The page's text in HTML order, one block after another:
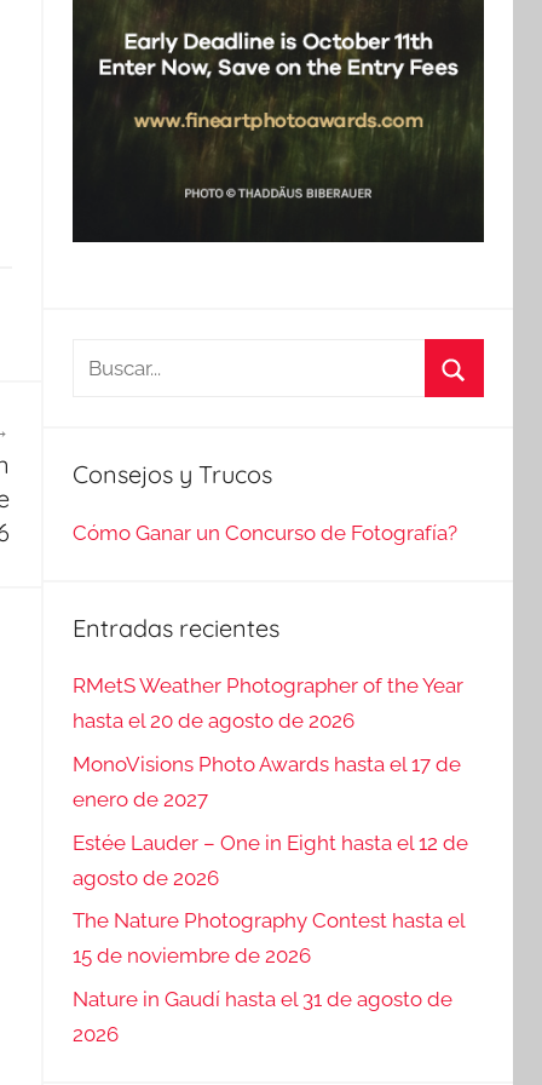
Buscar:
Consejos y Trucos
Cómo Ganar un Concurso de Fotografía?
Entradas recientes
RMetS Weather Photographer of the Year
hasta el 20 de agosto de 2026
MonoVisions Photo Awards hasta el 17 de
enero de 2027
Estée Lauder – One in Eight hasta el 12 de
agosto de 2026
The Nature Photography Contest hasta el
15 de noviembre de 2026
Nature in Gaudí hasta el 31 de agosto de
2026